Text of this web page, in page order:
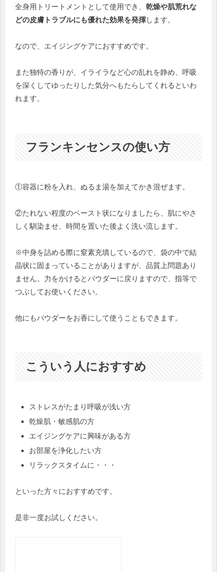
全身用トリートメントとして使用でき、 乾燥や肌荒れな
どの皮膚トラブルにも優れた効果を発揮します。
なので、エイジングケアにおすすめです。
また独特の香りが、イライラなど心の乱れを静め、呼吸
を深くしてゆったりした気分へもたらしてくれるといわ
れます。
フランキンセンスの使い方
①容器に粉を入れ、ぬるま湯を加えてかき混ぜます。
②たれない程度のペースト状になりましたら、肌にやさ
しく馴染ませ、時間を置いた後よく洗い流します。
※中身を詰める際に窒素充填しているので、袋の中で結
晶状に固まっていることがありますが、品質上問題あり
ません。力をかけるとパウダーに戻りますので、指等で
つぶしてお使いください。
他にもパウダーをお香にして使うこともできます。
こういう人におすすめ
ストレスがたまり呼吸が浅い方
乾燥肌・敏感肌の方
エイジングケアに興味がある方
お部屋を浄化したい方
リラックスタイムに・・・
といった方々におすすめです。
是非一度お試しください。